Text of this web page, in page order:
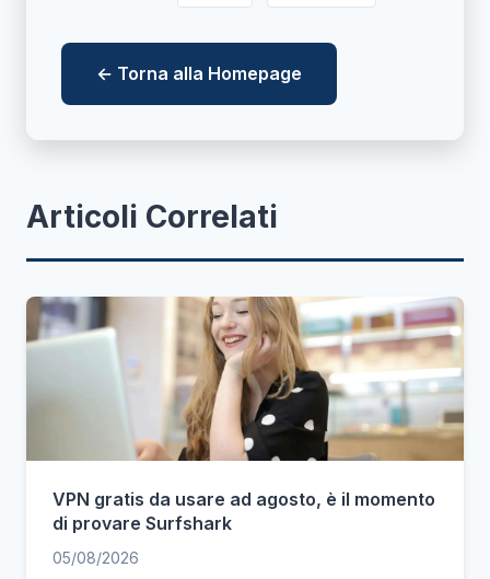
← Torna alla Homepage
Articoli Correlati
VPN gratis da usare ad agosto, è il momento
di provare Surfshark
05/08/2026